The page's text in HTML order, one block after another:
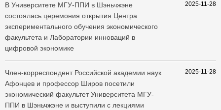
​В Университете МГУ-ППИ в Шэньчжэне
состоялась церемония открытия Центра
экспериментального обучения экономического
факультета и Лаборатории инноваций в
цифровой экономике
2025-11-28
Член-корреспондент Российской академии наук
Афонцев и профессор Широв посетили
экономический факультет Университета МГУ-
ППИ в Шэньчжэне и выступили с лекциями
2025-11-28